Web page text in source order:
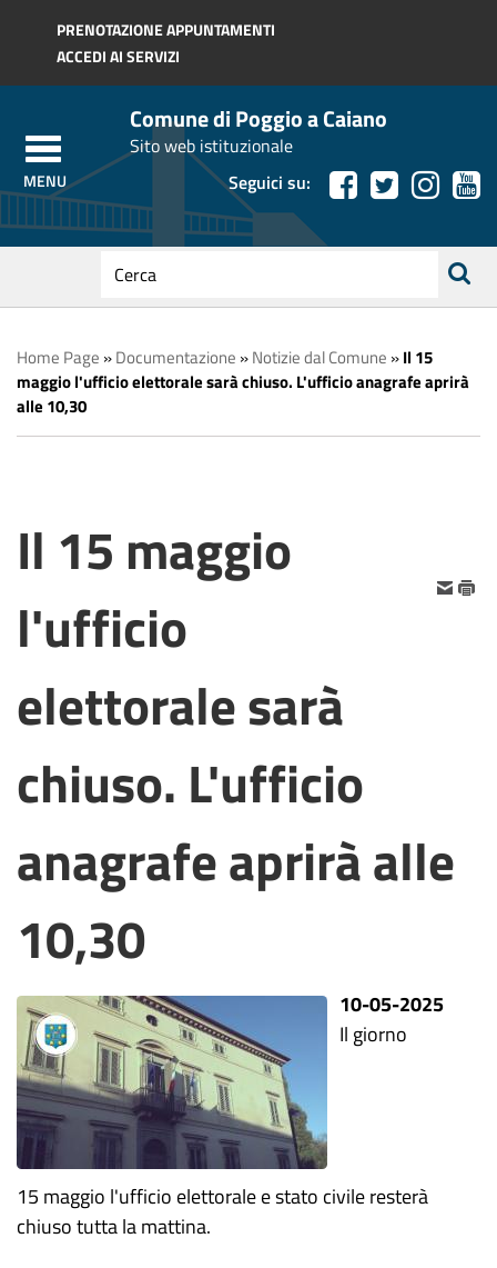
Regione Toscana
PRENOTAZIONE APPUNTAMENTI
ACCEDI AI SERVIZI
Comune di Poggio a Caiano
Sito web istituzionale
Seguici su:
testo
da
cercare
ricerca
Home Page »Documentazione »Notizie dal Comune »Il 15
maggio l'ufficio elettorale sarà chiuso. L'ufficio anagrafe aprirà
alle 10,30
Il 15 maggio
l'ufficio
elettorale sarà
chiuso. L'ufficio
anagrafe aprirà alle
10,30
10-05-2025
Il giorno
15 maggio l'ufficio elettorale e stato civile resterà
chiuso tutta la mattina.